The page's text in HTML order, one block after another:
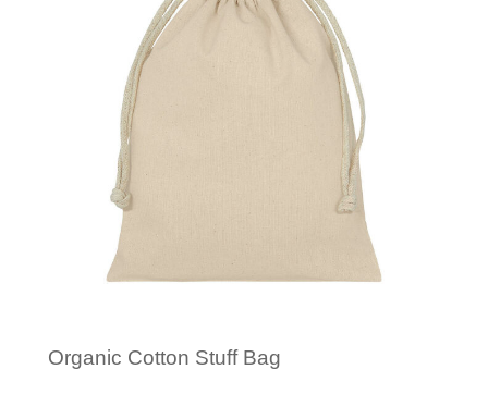
Organic Cotton Stuff Bag